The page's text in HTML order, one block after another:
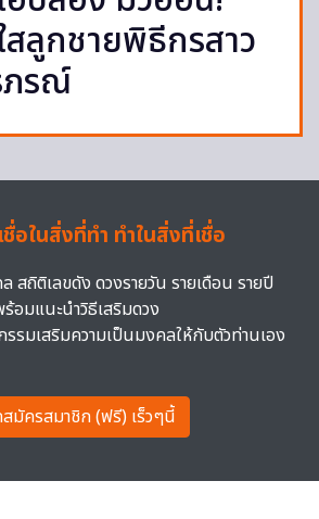
ลูกชายพิธีกรสาว
รณ์
อในสิ่งที่ทำ ทำในสิ่งที่เชื่อ
สถิติเลขดัง ดวงรายวัน รายเดือน รายปี
อมแนะนำวิธีเสริมดวง
รมเสริมความเป็นมงคลให้กับตัวท่านเอง
สมัครสมาชิก (ฟรี) เร็วๆนี้